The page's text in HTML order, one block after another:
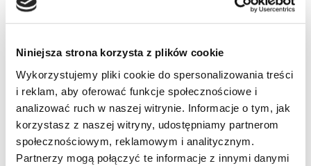
Niniejsza strona korzysta z plików cookie
Wykorzystujemy pliki cookie do spersonalizowania treści
i reklam, aby oferować funkcje społecznościowe i
analizować ruch w naszej witrynie. Informacje o tym, jak
korzystasz z naszej witryny, udostępniamy partnerom
społecznościowym, reklamowym i analitycznym.
Partnerzy mogą połączyć te informacje z innymi danymi